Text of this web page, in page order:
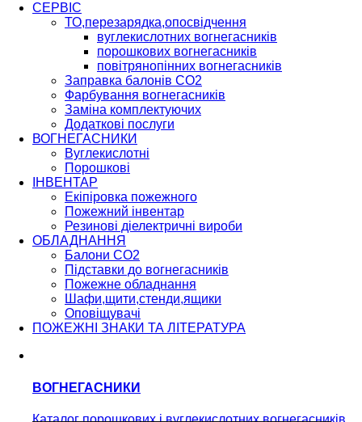
СЕРВІС
ТО,перезарядка,опосвідчення
вуглекислотних вогнегасників
порошкових вогнегасників
повітрянопінних вогнегасників
Заправка балонів CO2
Фарбування вогнегасників
Заміна комплектуючих
Додаткові послуги
ВОГНЕГАСНИКИ
Вуглекислотні
Порошкові
ІНВЕНТАР
Екіпіровка пожежного
Пожежний інвентар
Резинові діелектричні вироби
ОБЛАДНАННЯ
Балони СО2
Підставки до вогнегасників
Пожежне обладнання
Шафи,щити,стенди,ящики
Оповіщувачі
ПОЖЕЖНІ ЗНАКИ ТА ЛІТЕРАТУРА
ВОГНЕГАСНИКИ
Каталог порошкових і вуглекислотних вогнегасників
ПОЖЕЖНИЙ
ІНВЕНТАР